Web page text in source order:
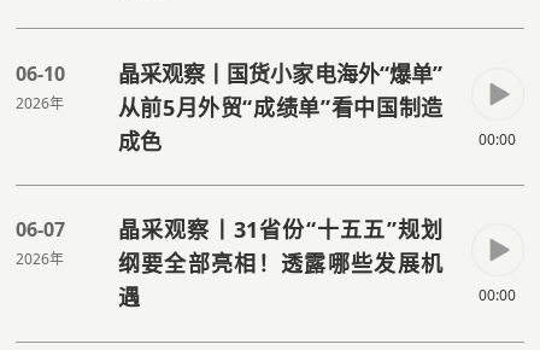
06-10
2026年
晶采观察丨国货小家电海外“爆单”
从前5月外贸“成绩单”看中国制造
成色
00:00
06-07
2026年
晶采观察丨31省份“十五五”规划
纲要全部亮相！透露哪些发展机
遇
00:00